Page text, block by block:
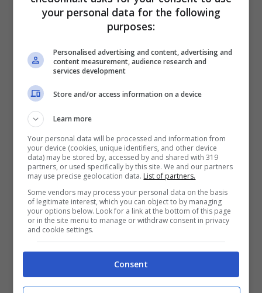
Aumentare la luce naturale in casa: alcune soluzioni a una
stanza buia – CheDonna.it
Le finestre è meglio che abbiano delle
finiture bianche e grandi vetrate
: così
facendo, infatti, iraggi del soleentrano più
facilmente in casa. Meglio scegliere delle
tende filtrantiche lascino, per l’appunto,
filtrare la luce naturale mantenendo la
privacy: la scelta migliore sono tessuti
your personal data for the following
purposes:
Personalised advertising and content, advertising and
content measurement, audience research and
services development
Store and/or access information on a device
Learn more
Your personal data will be processed and information from
your device (cookies, unique identifiers, and other device
data) may be stored by, accessed by and shared with 319
partners, or used specifically by this site. We and our partners
may use precise geolocation data. List of partners.
Some vendors may process your personal data on the basis
of legitimate interest, which you can object to by managing
your options below. Look for a link at the bottom of this page
or in the site menu to manage or withdraw consent in privacy
and cookie settings.
Consent